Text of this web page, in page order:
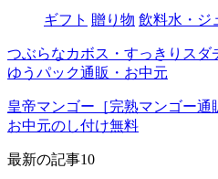
ギフト 贈り物 飲料水・ジ
つぶらなカボス・すっきりスダ
ゆうパック通販・お中元
皇帝マンゴー［完熟マンゴー通
お中元のし付け無料
最新の記事10